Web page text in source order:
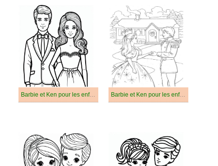
Barbie et Ken pour les enfants de 1 an Barbie et Ken pour les enfants de 2 ans